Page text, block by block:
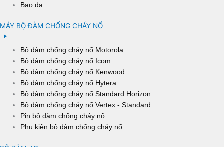
Bao da
MÁY BỘ ĐÀM CHỐNG CHÁY NỔ
Bộ đàm chống cháy nổ Motorola
Bộ đàm chống cháy nổ Icom
Bộ đàm chống cháy nổ Kenwood
Bộ đàm chống cháy nổ Hytera
Bộ đàm chống cháy nổ Standard Horizon
Bộ đàm chống cháy nổ Vertex - Standard
Pin bộ đàm chống cháy nổ
Phụ kiện bộ đàm chống cháy nổ